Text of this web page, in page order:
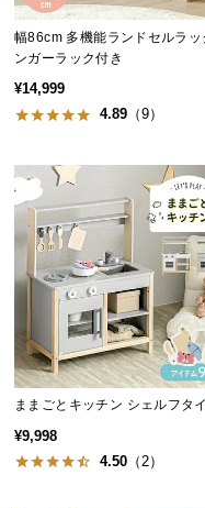
の
配
に
つ
て
小
型
商
配
送
に
幅86cm 多機能ランドセルラッ
ンガーラック付き
¥14,999
4.89 （9）
ままごとキッチン シェルフタ
¥9,998
4.50 （2）